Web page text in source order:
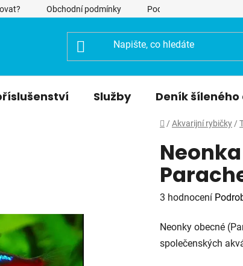
Obchodní podmínky Podmínky ochrany
Služby Deník
Domů
/ Akvarijní rybičky /
Průměrné
produktu
je
3 hodnocení
Neonky obecné
společenských